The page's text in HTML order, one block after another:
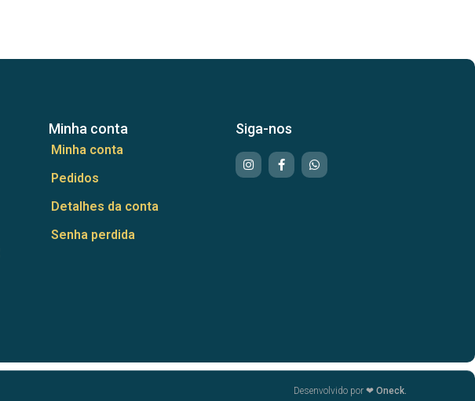
Minha conta
Minha conta
Pedidos
Detalhes da conta
Senha perdida
Siga-nos
Desenvolvido por ❤ Oneck.